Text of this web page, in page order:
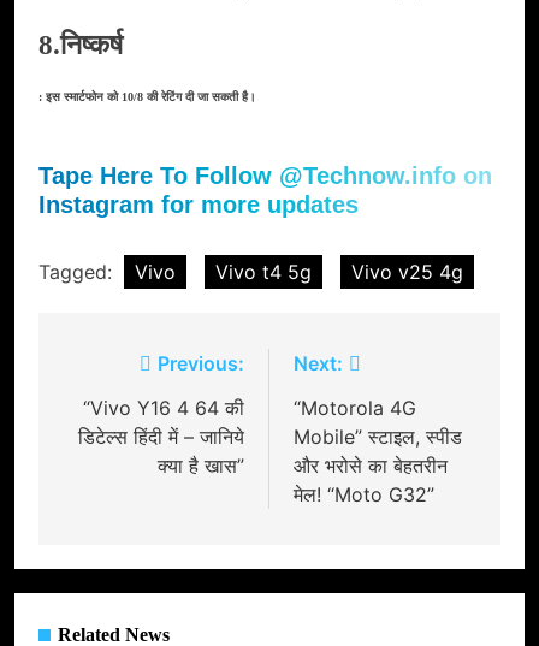
8.निष्कर्ष
: इस स्मार्टफोन को 10/8 की रेटिंग दी जा सकती है।
Tape Here To Follow @Technow.info on
Instagram for more updates
Tagged: Vivo Vivo t4 5g Vivo v25 4g
navigation
Previous:
“Vivo Y16 4 64 की
डिटेल्स हिंदी में – जानिये
क्या है खास”
Next:
“Motorola 4G
Mobile” स्टाइल, स्पीड
और भरोसे का बेहतरीन
मेल! “Moto G32”
Related News